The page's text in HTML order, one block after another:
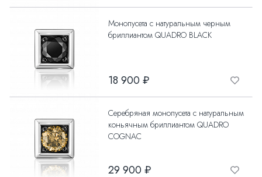
Монопусета с натуральным черным
бриллиантом QUADRO BLACK
18 900 ₽
Серебряная монопусета с натуральным
коньячным бриллиантом QUADRO
COGNAC
29 900 ₽